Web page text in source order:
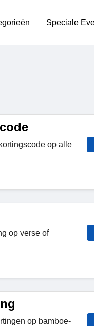
Speciale
op alle
op verse of
op bamboe-